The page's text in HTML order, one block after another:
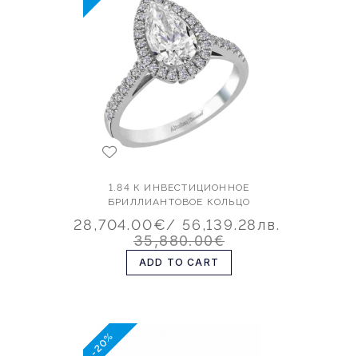
1.84 К ИНВЕСТИЦИОННОЕ
БРИЛЛИАНТОВОЕ КОЛЬЦО
28,704.00€/ 56,139.28лв.
35,880.00€
ADD TO CART
-20%